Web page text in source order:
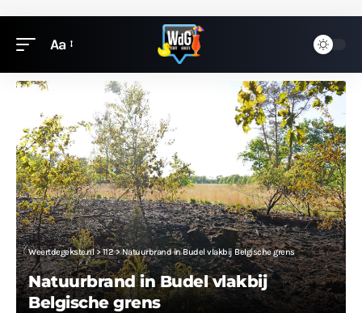
Aa
Weertdegekste.nl>112>Natuurbrand in Budel vlakbij Belgische grens
Natuurbrand in Budel vlakbij
Belgische grens